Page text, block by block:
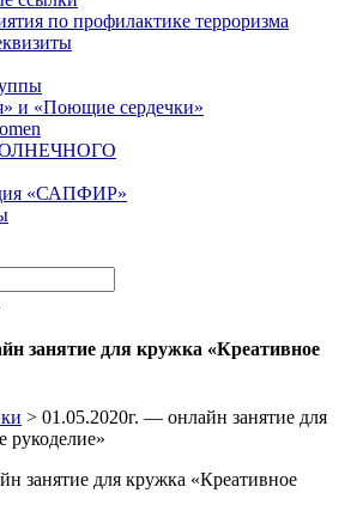
по профилактике терроризма
и «Поющие сердечки»
«САПФИР»
занятие для кружка «Креативное
> 01.05.2020г. — онлайн занятие для
рукоделие»
занятие для кружка «Креативное